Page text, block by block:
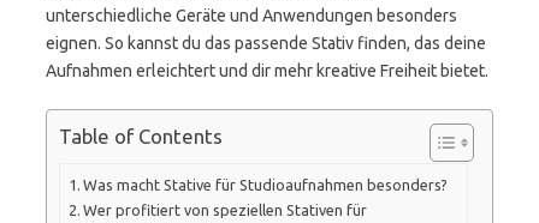
unterschiedliche Geräte und Anwendungen besonders
eignen. So kannst du das passende Stativ finden, das deine
Aufnahmen erleichtert und dir mehr kreative Freiheit bietet.
Table of Contents
Was macht Stative für Studioaufnahmen besonders?
Wer profitiert von speziellen Stativen für